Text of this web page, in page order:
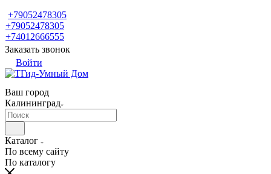
+79052478305
+79052478305
+74012666555
Заказать звонок
Войти
Ваш город
Калининград
Каталог
По всему сайту
По каталогу